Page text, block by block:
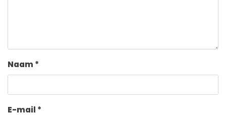
Naam *
E-mail *